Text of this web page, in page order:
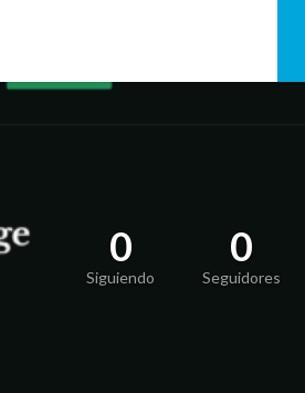
0
Siguiendo
0
Seguidores